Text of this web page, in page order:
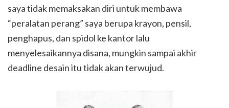
saya tidak memaksakan diri untuk membawa
“peralatan perang” saya berupa krayon, pensil,
penghapus, dan spidol ke kantor lalu
menyelesaikannya disana, mungkin sampai akhir
deadline desain itu tidak akan terwujud.